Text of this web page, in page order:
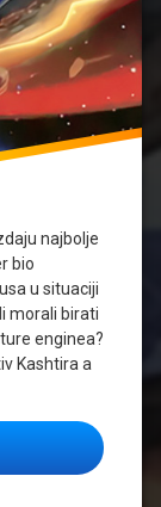
najbolje
bio
u situaciji
morali birati
enginea?
Kashtira a
i bizarne